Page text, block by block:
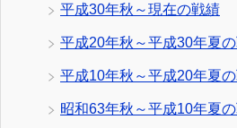
平成30年秋～現在の戦績
平成20年秋～平成30年夏
平成10年秋～平成20年夏
昭和63年秋～平成10年夏